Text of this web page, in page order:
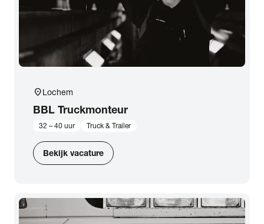
location_onLochem
BBL Truckmonteur
32 – 40 uur Truck & Trailer
Bekijk vacature